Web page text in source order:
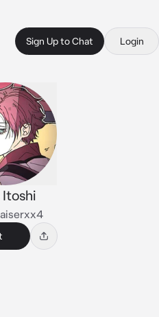
Sign Up to Chat Login
Itoshi